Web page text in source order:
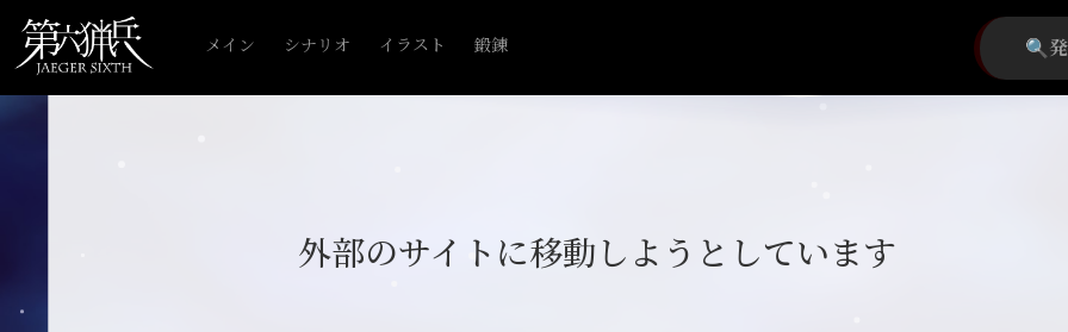
メイン シナリオ イラスト 鍛錬
外部のサイトに移動しようとしています